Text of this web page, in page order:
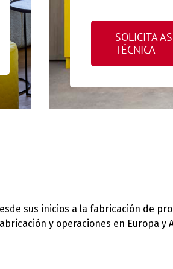
SOLICITA
TÉCNICA
sus inicios a la fabricación de
y operaciones en Europa y